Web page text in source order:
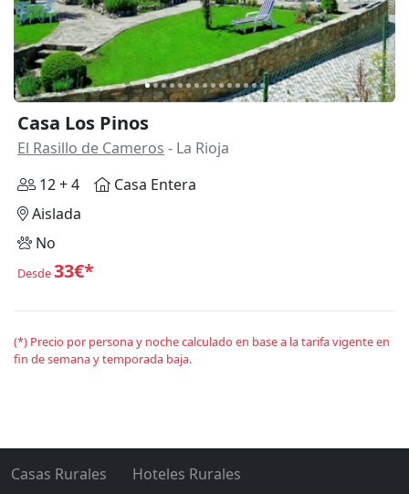
Casa Los Pinos
El Rasillo de Cameros - La Rioja
12 + 4
Casa Entera
Aislada
No
Desde33€*
(*) Precio por persona y noche calculado en base a la tarifa vigente en
fin de semana y temporada baja.
Casas Rurales Hoteles Rurales